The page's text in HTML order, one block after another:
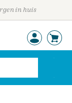
in huis